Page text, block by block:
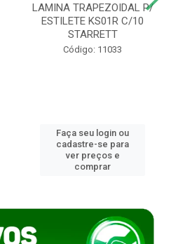
LAMINA TRAPEZOIDAL P/
ESTILETE KS01R C/10
STARRETT
Código: 11033
Faça seu login ou
cadastre-se para
ver preços e
comprar